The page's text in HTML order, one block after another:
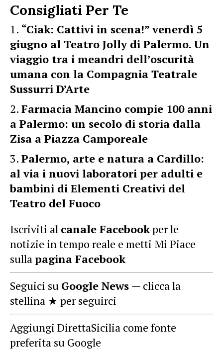
Consigliati Per Te
“Ciak: Cattivi in scena!” venerdì 5
giugno al Teatro Jolly di Palermo. Un
viaggio tra i meandri dell’oscurità
umana con la Compagnia Teatrale
Sussurri D’Arte
Farmacia Mancino compie 100 anni
a Palermo: un secolo di storia dalla
Zisa a Piazza Camporeale
Palermo, arte e natura a Cardillo:
al via i nuovi laboratori per adulti e
bambini di Elementi Creativi del
Teatro del Fuoco
Iscriviti al canale Facebookper le
notizie in tempo reale e metti Mi Piace
sullapagina Facebook
Seguici su Google News — clicca la
stellina ★ per seguirci
Aggiungi DirettaSicilia come fonte
preferita su Google